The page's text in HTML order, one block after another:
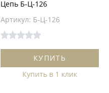
Цепь Б-Ц-126
Артикул: Б-Ц-126
КУПИТЬ
Купить в 1 клик